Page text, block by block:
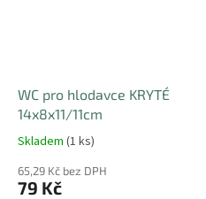
WC pro hlodavce KRYTÉ
14x8x11/11cm
Skladem (1 ks)
65,29 Kč bez DPH
79 Kč